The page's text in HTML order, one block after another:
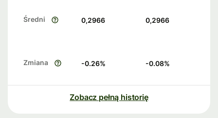
Średni 0,2966 0,2966
Zmiana -0.26% -0.08%
Zobacz pełną historię